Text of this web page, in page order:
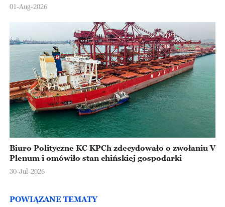
Europejskiej
01-Aug-2026
Biuro Polityczne KC KPCh zdecydowało o zwołaniu V
Plenum i omówiło stan chińskiej gospodarki
30-Jul-2026
POWIĄZANE TEMATY